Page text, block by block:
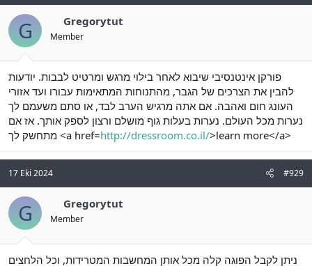
G Gregorytut
Member
פורקן אינטנסיבי שיבוא לאחר בילוי מרגש ומרטיט לבבות. יודעות
להבין את הצרכים של הגבר, מהתנוחות המתאימות עבורו ועד אזורי
העונג חום ואהבה. אם אתה מרגיש הערב לבד, או סתם משעמם לך
נערות מכל העולם. נערות בעלות גוף מושלם ורצון לספק אותך. אז אם
מתחשק לך <a href=http://dressroom.co.il/>learn more</a>
17 Eki 2024 #929
G Gregorytut
Member
ניתן לקבל הפוגה קלה מכל אותן המחשבות המטרידות, וכל הלחצים